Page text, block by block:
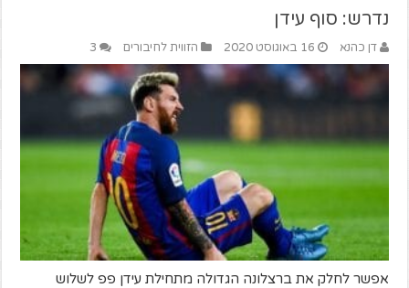
נדרש: סוף עידן
דן כהנא 16 באוגוסט 2020 הזווית לחיבורים 3
אפשר לחלק את ברצלונה הגדולה מתחילת עידן פפ לשלוש